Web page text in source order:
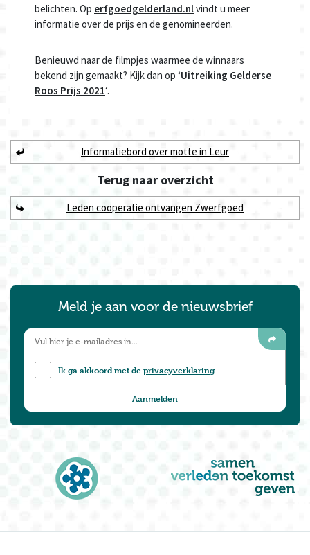
belichten. Op erfgoedgelderland.nlvindt u meer
informatie over de prijs en de genomineerden.
Benieuwd naar de filmpjes waarmee de winnaars
bekend zijn gemaakt? Kijk dan op ‘Uitreiking Gelderse
Roos Prijs 2021‘.
Informatiebord over motte in Leur
Terug naaroverzicht
Leden coöperatie ontvangen Zwerfgoed
Meld je aan voor de nieuwsbrief
Ik ga akkoord met deprivacyverklaring